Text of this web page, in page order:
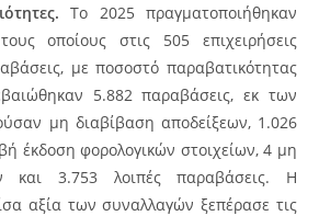
Το 2025 πραγματοποιήθηκαν
οποίους στις 505 επιχειρήσεις
με ποσοστό παραβατικότητας
5.882 παραβάσεις, εκ των
μη διαβίβαση αποδείξεων, 1.026
έκδοση φορολογικών στοιχείων, 4 μη
και 3.753 λοιπές παραβάσεις. Η
αξία των συναλλαγών ξεπέρασε τις